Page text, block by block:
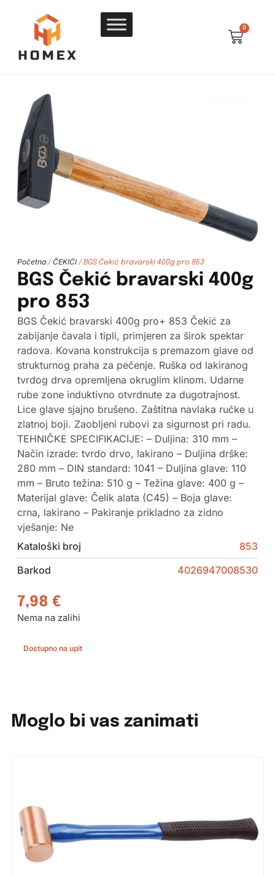
0
Početna/ ČEKIĆI/ BGS Čekić bravarski 400g pro 853
BGS Čekić bravarski 400g
pro 853
BGS Čekić bravarski 400g pro+ 853 Čekić za
zabijanje čavala i tipli, primjeren za širok spektar
radova. Kovana konstrukcija s premazom glave od
strukturnog praha za pečenje. Ruška od lakiranog
tvrdog drva opremljena okruglim klinom. Udarne
rube zone induktivno otvrdnute za dugotrajnost.
Lice glave sjajno brušeno. Zaštitna navlaka ručke u
zlatnoj boji. Zaobljeni rubovi za sigurnost pri radu.
TEHNIČKE SPECIFIKACIJE: – Duljina: 310 mm –
Način izrade: tvrdo drvo, lakirano – Duljina drške:
280 mm – DIN standard: 1041 – Duljina glave: 110
mm – Bruto težina: 510 g – Težina glave: 400 g –
Materijal glave: Čelik alata (C45) – Boja glave:
crna, lakirano – Pakiranje prikladno za zidno
vješanje: Ne
Kataloški broj
853
Barkod
4026947008530
7,98 €
Nema na zalihi
Dostupno na upit
Moglo bi vas zanimati